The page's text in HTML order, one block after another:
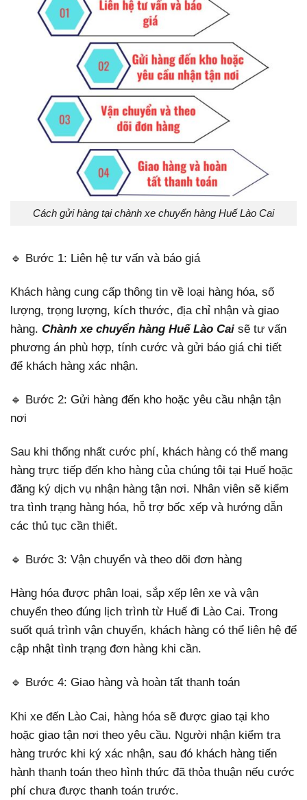
Cách gửi hàng tại chành xe chuyển hàng Huế Lào Cai
🔹 Bước 1: Liên hệ tư vấn và báo giá
Khách hàng cung cấp thông tin về loại hàng hóa, số
lượng, trọng lượng, kích thước, địa chỉ nhận và giao
hàng. Chành xe chuyển hàng Huế Lào Cai sẽ tư vấn
phương án phù hợp, tính cước và gửi báo giá chi tiết
để khách hàng xác nhận.
🔹 Bước 2: Gửi hàng đến kho hoặc yêu cầu nhận tận
nơi
Sau khi thống nhất cước phí, khách hàng có thể mang
hàng trực tiếp đến kho hàng của chúng tôi tại Huế hoặc
đăng ký dịch vụ nhận hàng tận nơi. Nhân viên sẽ kiểm
tra tình trạng hàng hóa, hỗ trợ bốc xếp và hướng dẫn
các thủ tục cần thiết.
🔹 Bước 3: Vận chuyển và theo dõi đơn hàng
Hàng hóa được phân loại, sắp xếp lên xe và vận
chuyển theo đúng lịch trình từ Huế đi Lào Cai. Trong
suốt quá trình vận chuyển, khách hàng có thể liên hệ để
cập nhật tình trạng đơn hàng khi cần.
🔹 Bước 4: Giao hàng và hoàn tất thanh toán
Khi xe đến Lào Cai, hàng hóa sẽ được giao tại kho
hoặc giao tận nơi theo yêu cầu. Người nhận kiểm tra
hàng trước khi ký xác nhận, sau đó khách hàng tiến
hành thanh toán theo hình thức đã thỏa thuận nếu cước
phí chưa được thanh toán trước.